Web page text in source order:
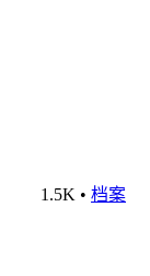
1.5K • 档案